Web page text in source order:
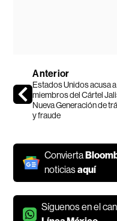
Anterior
Estados Unidos acusa a
miembros del Cártel
Nueva Generación de
y fraude
Convierta
noticiasaquí
Síguenos en el